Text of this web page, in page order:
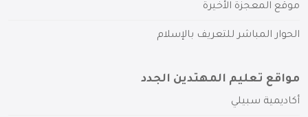
موقع المعجزة الأخيرة
الحوار المباشر للتعريف بالإسلام
مواقع تعليم المهتدين الجدد
أكاديمية سبيلي